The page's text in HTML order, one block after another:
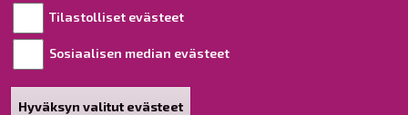
Tilastolliset evästeet
Sosiaalisen median evästeet
Hyväksyn valitut evästeet
Viranhaltijapäätökset
Saavutettavuusseloste